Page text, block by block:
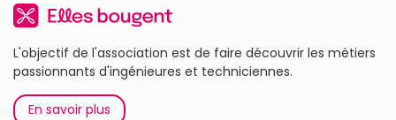
L'objectif de l'association est de faire découvrir les métiers
passionnants d'ingénieures et techniciennes.
En savoir plus